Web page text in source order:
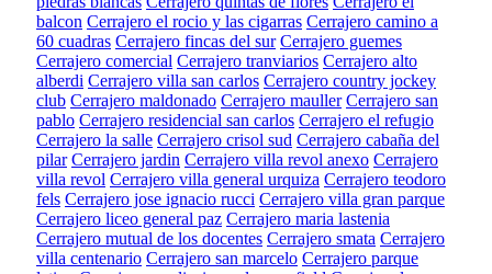
balcon Cerrajero el rocio y las cigarras Cerrajero camino a
60 cuadras Cerrajero fincas del sur Cerrajero guemes
Cerrajero comercial Cerrajero tranviarios Cerrajero alto
alberdi Cerrajero villa san carlos Cerrajero country jockey
club Cerrajero maldonado Cerrajero mauller Cerrajero san
pablo Cerrajero residencial san carlos Cerrajero el refugio
Cerrajero la salle Cerrajero crisol sud Cerrajero cabaña del
pilar Cerrajero jardin Cerrajero villa revol anexo Cerrajero
villa revol Cerrajero villa general urquiza Cerrajero teodoro
fels Cerrajero jose ignacio rucci Cerrajero villa gran parque
Cerrajero liceo general paz Cerrajero maria lastenia
Cerrajero mutual de los docentes Cerrajero smata Cerrajero
villa centenario Cerrajero san marcelo Cerrajero parque